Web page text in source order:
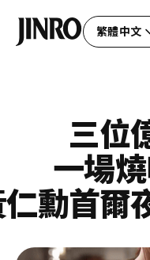
繁體中文
三位
一場
勳首爾